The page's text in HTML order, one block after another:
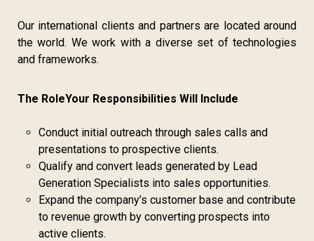
Our international clients and partners are located around
the world. We work with a diverse set of technologies
and frameworks.
The RoleYour Responsibilities Will Include
Conduct initial outreach through sales calls and
presentations to prospective clients.
Qualify and convert leads generated by Lead
Generation Specialists into sales opportunities.
Expand the company’s customer base and contribute
to revenue growth by converting prospects into
active clients.